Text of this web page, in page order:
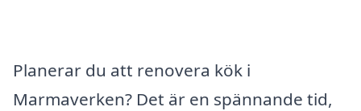
Planerar du att renovera kök i
Marmaverken? Det är en spännande tid,